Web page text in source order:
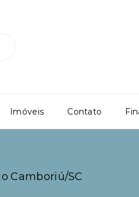
Imóveis Contato
Camboriú/SC